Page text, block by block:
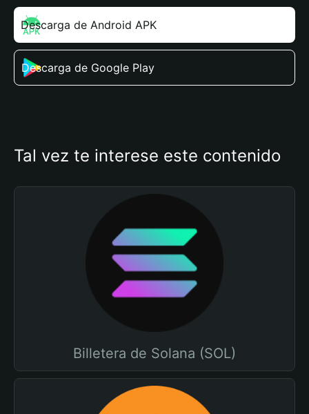
Descarga de Android APK
Descarga de Google Play
Tal vez te interese este contenido
Billetera de Solana (SOL)